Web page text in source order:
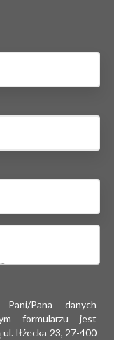
Pana danych
formularzu jest
Iłżecka 23, 27-400